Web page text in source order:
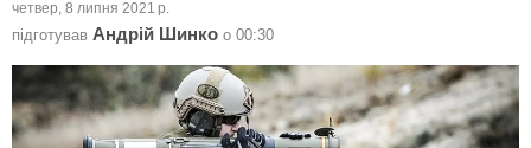
четвер, 8 липня 2021 р.
підготував Андрій Шинко о 00:30